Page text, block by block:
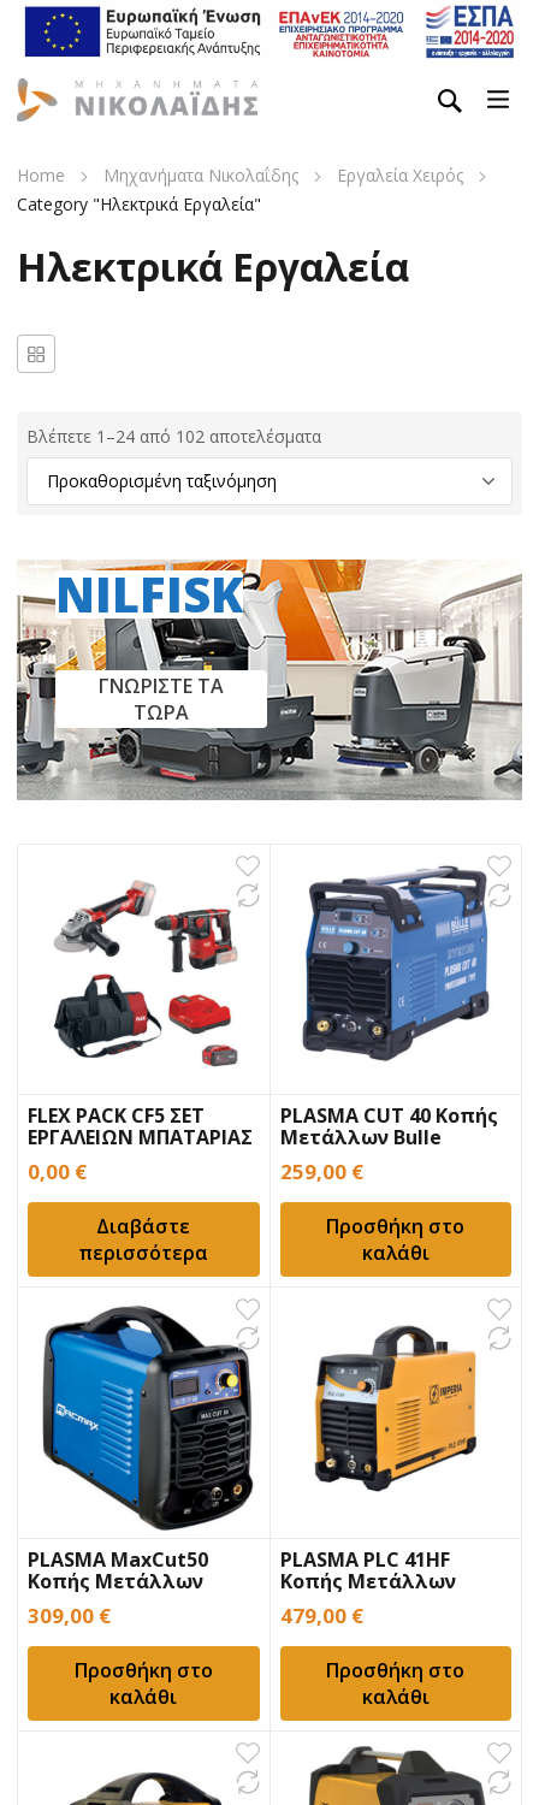
Home Μηχανήματα Νικολαΐδης
Εργαλεία Χειρός
Category "Ηλεκτρικά Εργαλεία"
Ηλεκτρικά Εργαλεία
Βλέπετε 1–24 από 102 αποτελέσματα
NILFISK
ΓΝΩΡΙΣΤΕ ΤΑ
ΤΩΡΑ
FLEX PACK CF5 ΣΕΤ
ΕΡΓΑΛΕΙΩΝ ΜΠΑΤΑΡΙΑΣ
0,00 €
Διαβάστε
περισσότερα
PLASMA CUT 40 Κοπής
Μετάλλων Bulle
Inverter
259,00 €
Προσθήκη στο
καλάθι
PLASMA MaxCut50
Κοπής Μετάλλων
ArcMax
309,00 €
Προσθήκη στο
καλάθι
PLASMA PLC 41HF
Κοπής Μετάλλων
Imperia Inverter
479,00 €
Προσθήκη στο
καλάθι